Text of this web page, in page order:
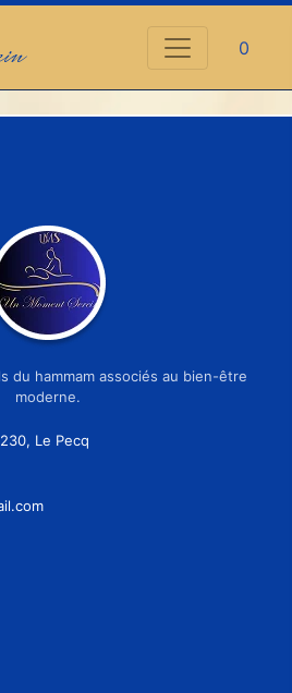
0
du hammam associés au bien-être
moderne.
Le Pecq